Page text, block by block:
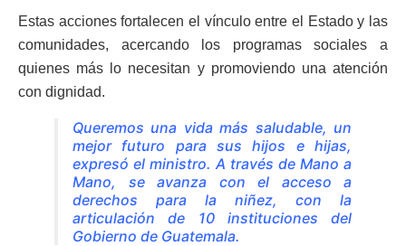
Estas acciones fortalecen el vínculo entre el Estado y las
comunidades, acercando los programas sociales a
quienes más lo necesitan y promoviendo una atención
con dignidad.
Queremos una vida más saludable, un
mejor futuro para sus hijos e hijas,
expresó el ministro. A través de Mano a
Mano, se avanza con el acceso a
derechos para la niñez, con la
articulación de 10 instituciones del
Gobierno de Guatemala.